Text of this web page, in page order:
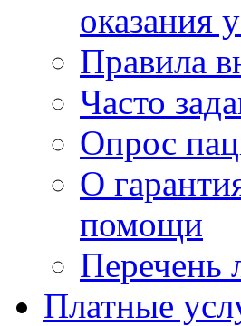
оказания
Правила
Часто
Опрос
О
помощи
Перечень
Платные